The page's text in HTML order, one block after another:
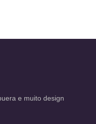
e muito design